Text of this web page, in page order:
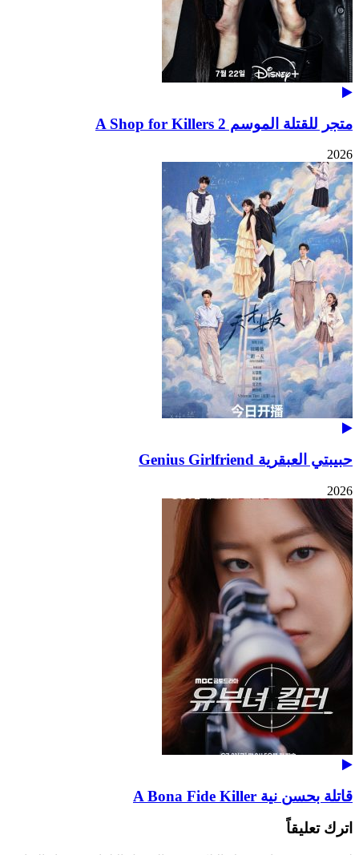
متجر للقتلة الموسم 2 A Shop for Killers
2026
حبيبتي العبقرية Genius Girlfriend
2026
قاتلة بحسن نية A Bona Fide Killer
اترك تعليقاً